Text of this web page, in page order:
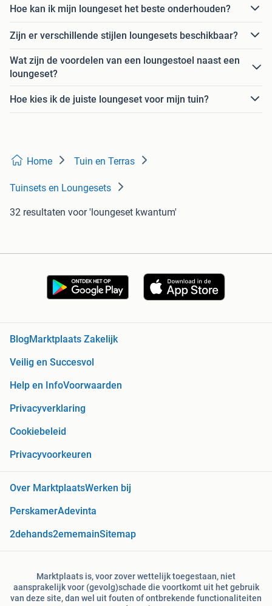
Hoe kan ik mijn loungeset het beste onderhouden?
Zijn er verschillende stijlen loungesets beschikbaar?
Wat zijn de voordelen van een loungestoel naast een
loungeset?
Hoe kies ik de juiste loungeset voor mijn tuin?
Home Tuin en Terras
Tuinsets en Loungesets
32 resultaten voor 'loungeset kwantum'
Blog Marktplaats Zakelijk
Veilig en Succesvol
Help en InfoVoorwaarden
Privacyverklaring
Cookiebeleid
Privacyvoorkeuren
Over MarktplaatsWerken bij
PerskamerAdevinta
2dehands2ememainSitemap
Marktplaats is, voor zover wettelijk toegestaan, niet
aansprakelijk voor (gevolg)schade die voortkomt uit het gebruik
van deze site, dan wel uit fouten of ontbrekende functionaliteiten